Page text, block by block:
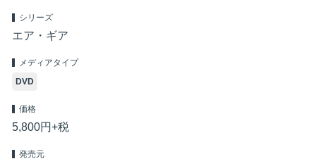
シリーズ
エア・ギア
メディアタイプ
DVD
価格
5,800円+税
発売元